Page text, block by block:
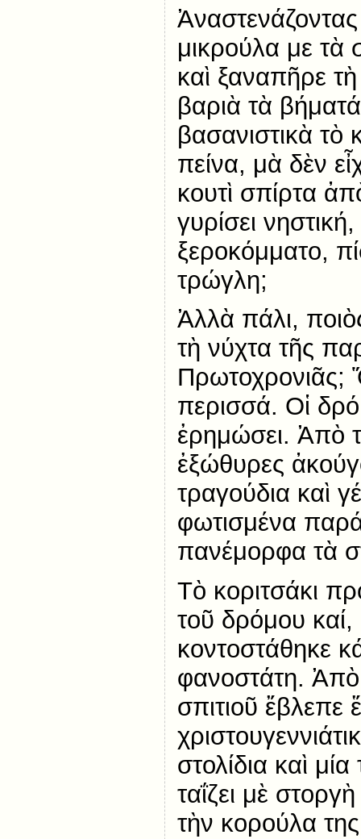
μικρούλα με τὰ
καὶ ξαναπῆρε
βαριὰ τὰ
βασανιστικὰ
πείνα, μὰ δὲν
κουτὶ σπίρτα
γυρίσει
ξεροκόμματο,
τρώγλη;
Ἀλλὰ πάλι,
τὴ νύχτα τῆς
Πρωτοχρονιᾶς;
περισσά. Οἱ
ἐρημώσει. Ἀπὸ
ἐξώθυρες
τραγούδια καὶ
φωτισμένα
πανέμορφα τὰ
Τὸ κοριτσάκι
τοῦ δρόμου
κοντοστάθηκε
φανοστάτη.
σπιτιοῦ ἔβλεπε
στολίδια καὶ
ταΐζει μὲ
τὴν κορούλα